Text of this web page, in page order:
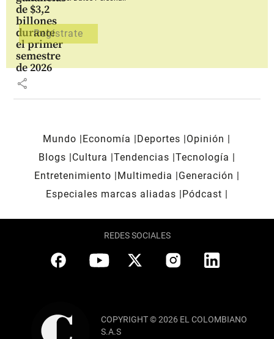
de $3,2
billones
durante
el primer
semestre
de 2026
share
Mundo Economía Deportes
Opinión
Blogs
Cultura Tendencias Tecnología
Entretenimiento
Multimedia
Generación
Especiales marcas aliadas
Pódcast
REDES SOCIALES
COPYRIGHT © 2026 EL COLOMBIANO
S.A.S